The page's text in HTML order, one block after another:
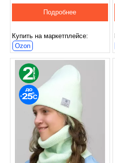
Подробнее
Купить на маркетплейсе:
Ozon